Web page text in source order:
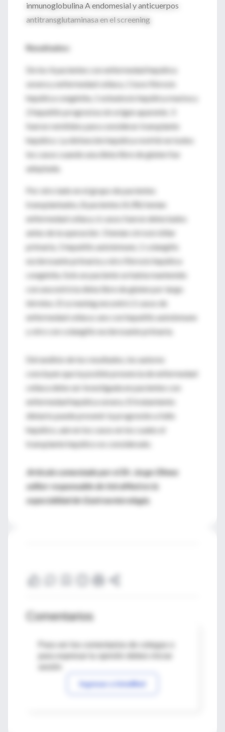
inmunoglobulina A endomesial y anticuerpos
antitransglutaminasa en el screening
Resultados:
De los 4 pacientes con enfermedad hepática
severa y enfermedad celíaca, 1 tuvo fibrosis
hepática congénita, 1 esteatosis hepática masiva y
2 hepatitis progresiva sin origen aparente. 3
fueron remitidos para considerar transplante
hepático. La disfunción hepática revirtió en todos
los casos cuando una dieta libre de gluten fue
adoptada.
Por otro lado en el grupo de pacientes
transplantados, 8 pacientes (4,3%) tenían
enfermedad celíaca. 6 casos fueron detectados
antes de la operación: 3 tenían cirrosis biliar
primaria, 1 hepatitis autoinmune, 1 colangitis
esclerosante primaria y otro fibrosis hepática
congénita. Solo un paciente se había mantenido
con una estricta dieta libre de gluten por largo
término. El screening encontró 2 casos de
enfermedad celíaca: uno con hepatitis autoinmune
y otro con colangitis esclerosante primaria.
Del análisis de los resultados, los autores
concluyen que la posible presencia de enfermedad
celíaca debe ser investigada en pacientes con
enfermedad hepática severa. El tratamiento
dietario puede prevenir la progresión a fallo
hepático, aún en los casos en los cuales el
transplante hepático es considerado.
Artículo comentado por el Dr. Jorge Olmos
editor responsable de IntraMed en la
especialidad de Gastroenterología.
Comentarios
Para ver los comentarios de colegas o
Ingresar a IntraMed